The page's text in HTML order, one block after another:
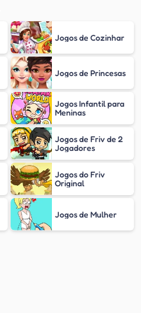
Jogos de Cozinhar
Jogos de Princesas
Jogos Infantil para
Meninas
Jogos de Friv de 2
Jogadores
Jogos do Friv
Original
Jogos de Mulher